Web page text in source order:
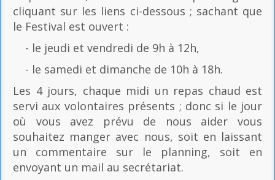
cliquant sur les liens ci-dessous ; sachant que
le Festival est ouvert :
- le jeudi et vendredi de 9h à 12h,
- le samedi et dimanche de 10h à 18h.
Les 4 jours, chaque midi un repas chaud est
servi aux volontaires présents ; donc si le jour
où vous avez prévu de nous aider vous
souhaitez manger avec nous, soit en laissant
un commentaire sur le planning, soit en
envoyant un mail au secrétariat.